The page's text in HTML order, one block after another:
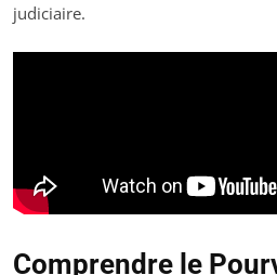
judiciaire.
Comprendre le